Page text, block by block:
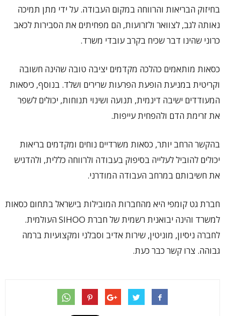
בחיזוק הבריאות והרווחה במקום העבודה. על ידי מתן תמיכה
נאותה לגב, לצוואר ולזרועות, הם מפחיתים את הסבירות לכאב
כרוני שהינו דבר שכיח בקרב עובדי משרד.
כסאות מותאמים כהלכה מקדמים יציבה טובה שהינה חשובה
וקריטית במניעת הופעת הפרעות שרירים ושלד. בנוסף, כיסאות
המעודדים ישיבה דינמית, תנועה ושינוי תנוחות, יכולים לשפר
את זרימת הדם ולהפחית עייפות.
בהקשר הרחב יותר, כסאות משרדיים נוחים ומקדמים בריאות
יכולים להוביל לעלייה בסיפוק בעבודה ולרווחה כללית, ולהדגיש
את חשיבותם במרחב העבודה המודרני.
חברת גט קומפי היא מהחברות המובילות בישראל בתחום כסאות
למשרד והינה יבואנית רשמית של חברת SIHOO העולמית.
לחברה ניסיון, מוניטין, שירות אדיב וסבלני ומקצועיות ברמה
גבוהה. צרו קשר כבר כעת.